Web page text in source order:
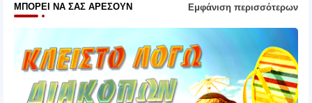
ΜΠΟΡΕΊ ΝΑ ΣΑΣ ΑΡΈΣΟΥΝ Εμφάνιση περισσότερων